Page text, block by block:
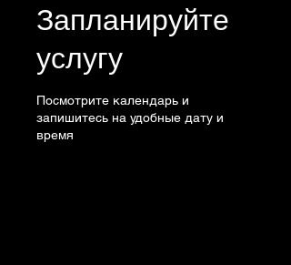
Запланируйте
услугу
Посмотрите календарь и
запишитесь на удобные дату и
время